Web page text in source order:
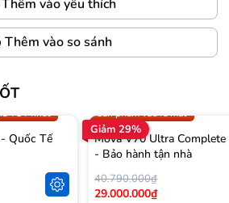
Thêm vào yêu thích
Thêm vào so sánh
TỐT nhất
Quốc Tế
Giảm 29%
Sản phẩm vừa ra mắt
Mova V70 Ultra
- Bảo hành tận nhà
40.790.000₫
29.000.000₫